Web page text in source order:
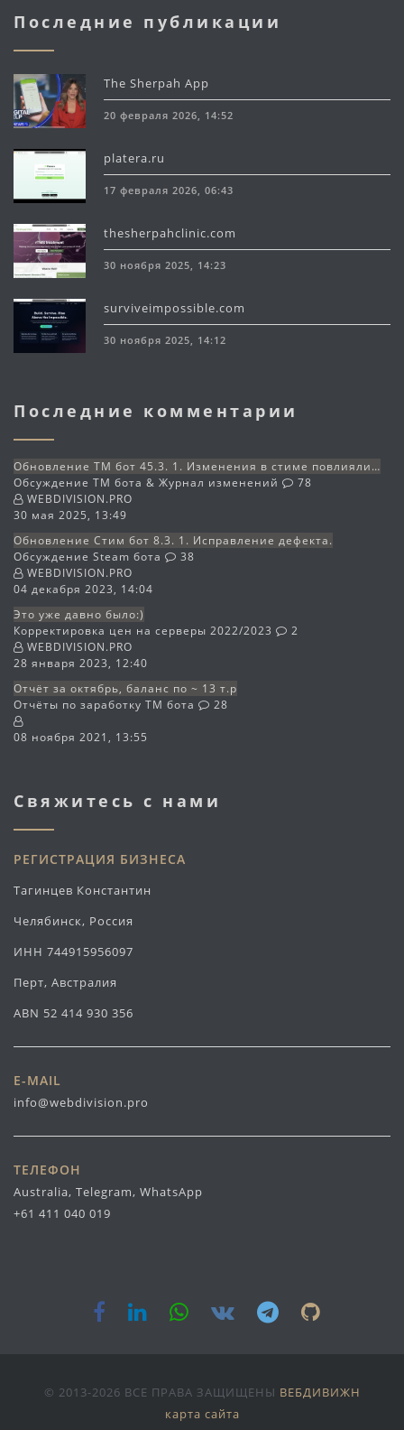
Последние публикации
The Sherpah App
20 февраля 2026, 14:52
platera.ru
17 февраля 2026, 06:43
thesherpahclinic.com
30 ноября 2025, 14:23
surviveimpossible.com
30 ноября 2025, 14:12
Последние комментарии
Обновление TM бот 45.3. 1. Изменения в стиме повлияли…
Обсуждение TM бота & Журнал изменений
78
WEBDIVISION.PRO
30 мая 2025, 13:49
Обновление Стим бот 8.3. 1. Исправление дефекта.
Обсуждение Steam бота
38
WEBDIVISION.PRO
04 декабря 2023, 14:04
Это уже давно было:)
Корректировка цен на серверы 2022/2023
2
WEBDIVISION.PRO
28 января 2023, 12:40
Отчёт за октябрь, баланс по ~ 13 т.р
Отчёты по заработку TM бота
28
08 ноября 2021, 13:55
Свяжитесь с нами
РЕГИСТРАЦИЯ БИЗНЕСА
Тагинцев Константин
Челябинск, Россия
ИНН 744915956097
Перт, Австралия
ABN 52 414 930 356
E-MAIL
info@webdivision.pro
ТЕЛЕФОН
Australia, Telegram, WhatsApp
+61 411 040 019
© 2013-2026 ВСЕ ПРАВА ЗАЩИЩЕНЫ ВЕБДИВИЖН
карта сайта